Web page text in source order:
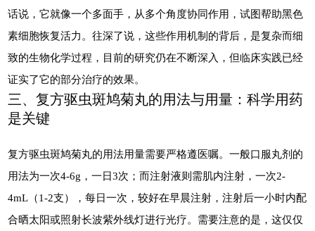
话说，它就像一个多面手，从多个角度协同作用，试图帮助黑色
素细胞恢复活力。往深了说，这些作用机制的背后，是复杂而细
致的生物化学过程，目前的研究仍在不断深入，但临床实践已经
证实了它的部分治疗的效果。
三、复方驱虫斑鸠菊丸的用法与用量：科学用药
是关键
复方驱虫斑鸠菊丸的用法用量需要严格遵医嘱。一般口服丸剂的
用法为一次4-6g，一日3次；而注射液则需肌内注射，一次2-
4mL（1-2支），每日一次，较好在早晨注射，注射后一小时内配
合晒太阳或照射长波紫外线灯进行光疗。需要注意的是，这仅仅